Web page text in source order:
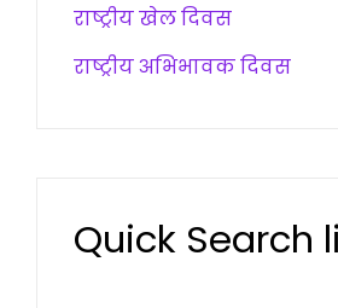
राष्ट्रीय खेल दिवस
राष्ट्रीय अभिभावक दिवस
Quick Search